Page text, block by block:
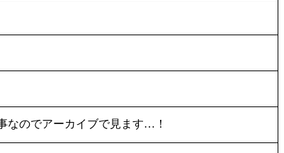
なのでアーカイブで見ます…！